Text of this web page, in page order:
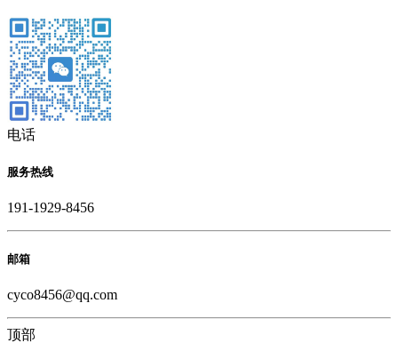
电话
服务热线
191-1929-8456
邮箱
cyco8456@qq.com
顶部